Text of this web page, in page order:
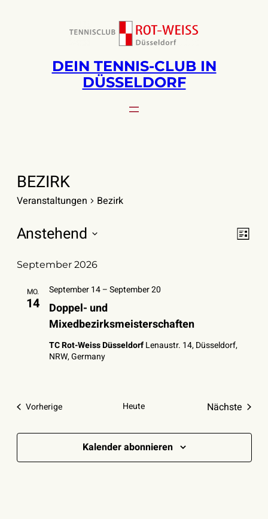
DEIN TENNIS-CLUB IN
DÜSSELDORF
BEZIRK
Veranstaltungen Bezirk
VERANSTALTUNGEN Liste
Anstehend
wählen.
September 2026
MO.
14
Doppel- und
Mixedbezirksmeisterschaften
September 14–September 20
TC Rot-Weiss DüsseldorfLenaustr. 14, Düsseldorf,
NRW, Germany
VorherigeVeranstaltungenHeute
Nächste
Kalender abonnieren